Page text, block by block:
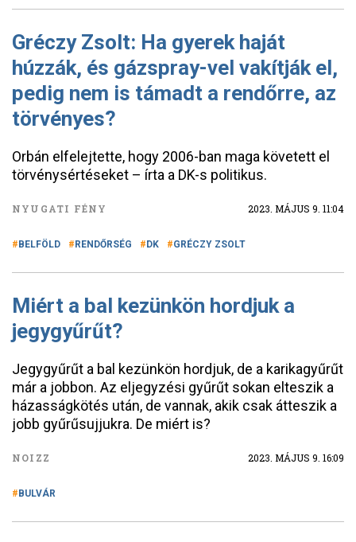
Gréczy Zsolt: Ha gyerek haját
húzzák, és gázspray-vel vakítják el,
pedig nem is támadt a rendőrre, az
törvényes?
Orbán elfelejtette, hogy 2006-ban maga követett el
törvénysértéseket – írta a DK-s politikus.
NYUGATI FÉNY 2023. MÁJUS 9. 11:04
BELFÖLD RENDŐRSÉG DK GRÉCZY ZSOLT
Miért a bal kezünkön hordjuk a
jegygyűrűt?
Jegygyűrűt a bal kezünkön hordjuk, de a karikagyűrűt
már a jobbon. Az eljegyzési gyűrűt sokan elteszik a
házasságkötés után, de vannak, akik csak átteszik a
jobb gyűrűsujjukra. De miért is?
NOIZZ 2023. MÁJUS 9. 16:09
BULVÁR